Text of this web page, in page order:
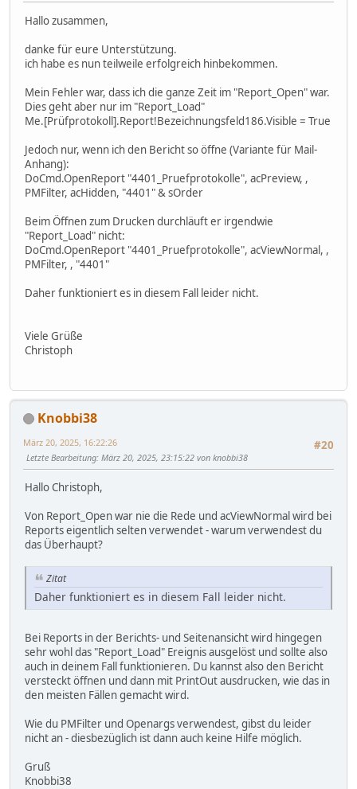
Hallo zusammen,
danke für eure Unterstützung.
ich habe es nun teilweile erfolgreich hinbekommen.
Mein Fehler war, dass ich die ganze Zeit im "Report_Open" war.
Dies geht aber nur im "Report_Load"
Me.[Prüfprotokoll].Report!Bezeichnungsfeld186.Visible = True
Jedoch nur, wenn ich den Bericht so öffne (Variante für Mail-
Anhang):
DoCmd.OpenReport "4401_Pruefprotokolle", acPreview, ,
PMFilter, acHidden, "4401" & sOrder
Beim Öffnen zum Drucken durchläuft er irgendwie
"Report_Load" nicht:
DoCmd.OpenReport "4401_Pruefprotokolle", acViewNormal, ,
PMFilter, , "4401"
Daher funktioniert es in diesem Fall leider nicht.
Viele Grüße
Christoph
Knobbi38
#20
März 20, 2025, 16:22:26
Letzte Bearbeitung: März 20, 2025, 23:15:22 von knobbi38
Hallo Christoph,
Von Report_Open war nie die Rede und acViewNormal wird bei
Reports eigentlich selten verwendet - warum verwendest du
das Überhaupt?
Zitat
Daher funktioniert es in diesem Fall leider nicht.
Bei Reports in der Berichts- und Seitenansicht wird hingegen
sehr wohl das "Report_Load" Ereignis ausgelöst und sollte also
auch in deinem Fall funktionieren. Du kannst also den Bericht
versteckt öffnen und dann mit PrintOut ausdrucken, wie das in
den meisten Fällen gemacht wird.
Wie du PMFilter und Openargs verwendest, gibst du leider
nicht an - diesbezüglich ist dann auch keine Hilfe möglich.
Gruß
Knobbi38